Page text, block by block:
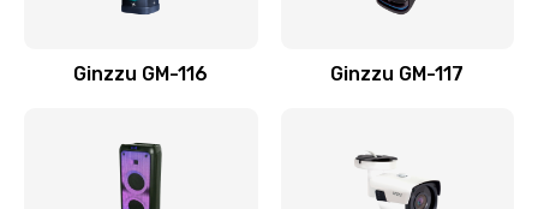
Ginzzu GM-116 Ginzzu GM-117